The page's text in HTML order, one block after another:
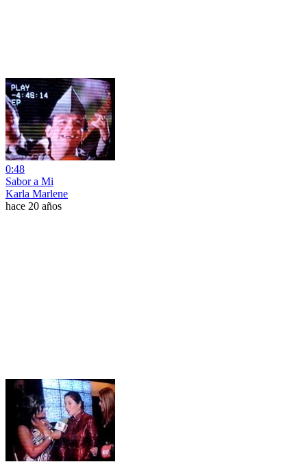
0:48
Sabor a Mi
Karla Marlene
hace 20 años